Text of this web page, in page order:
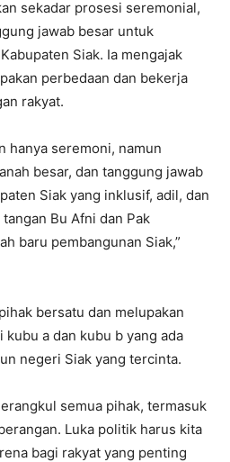
sekadar prosesi seremonial,
jawab besar untuk
Siak. Ia mengajak
perbedaan dan bekerja
rakyat.
hanya seremoni, namun
besar, dan tanggung jawab
Siak yang inklusif, adil, dan
Bu Afni dan Pak
baru pembangunan Siak,”
bersatu dan melupakan
kubu a dan kubu b yang ada
negeri Siak yang tercinta.
semua pihak, termasuk
Luka politik harus kita
bagi rakyat yang penting